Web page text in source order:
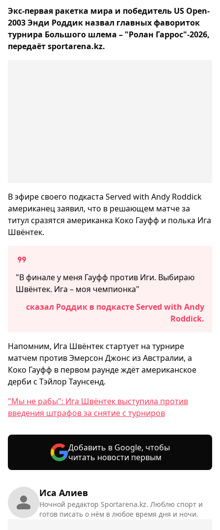
Иса Алиев
Ночной редактор Sportarena.kz. Люблю спорт и
готов писать о нём в любое время дня и ночи.
Экс-первая ракетка мира и победитель US Open-
2003 Энди Роддик назвал главных фавориток
турнира Большого шлема – "Ролан Гаррос"-2026,
передаёт sportarena.kz.
В эфире своего подкаста Served with Andy Roddick
американец заявил, что в решающем матче за
титул сразятся американка Коко Гауфф и полька Ига
Швёнтек.
"В финале у меня Гауфф против Иги. Выбираю
Швёнтек. Ига – моя чемпионка"
сказал Роддик в подкасте Served with Andy
Roddick.
Напомним, Ига Швёнтек стартует на турнире
матчем против Эмерсон Джонс из Австралии, а
Коко Гауфф в первом раунде ждёт американское
дерби с Тэйлор Таунсенд.
"Мы не рабы": Ига Швёнтек выступила против
введения штрафов за снятие с турниров
Добавить в Google, чтобы
читать новости первым